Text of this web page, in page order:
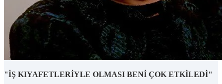
"İŞ KIYAFETLERİYLE OLMASI BENİ ÇOK ETKİLEDİ"